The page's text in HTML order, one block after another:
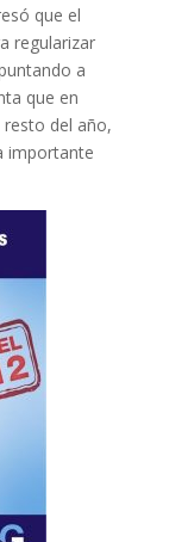
que el
regularizar
a
que en
del año,
importante